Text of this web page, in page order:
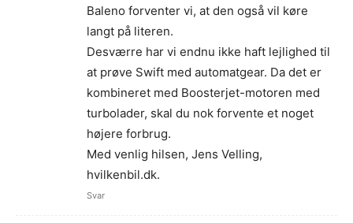
Baleno forventer vi, at den også vil køre
langt på literen.
Desværre har vi endnu ikke haft lejlighed til
at prøve Swift med automatgear. Da det er
kombineret med Boosterjet-motoren med
turbolader, skal du nok forvente et noget
højere forbrug.
Med venlig hilsen, Jens Velling,
hvilkenbil.dk.
Svar